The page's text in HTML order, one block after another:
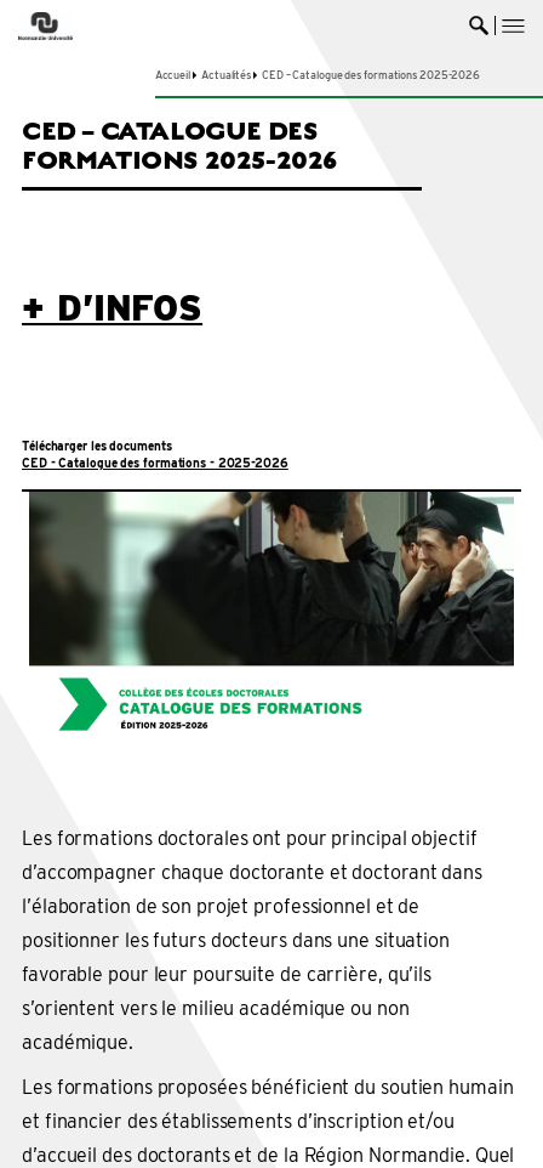
Accueil Actualités CED – Catalogue des formations 2025-2026
CED – CATALOGUE DES
FORMATIONS 2025-2026
+ D’INFOS
Télécharger les documents
CED - Catalogue des formations - 2025-2026
Les formations doctorales ont pour principal objectif
d’accompagner chaque doctorante et doctorant dans
l’élaboration de son projet professionnel et de
positionner les futurs docteurs dans une situation
favorable pour leur poursuite de carrière, qu’ils
s’orientent vers le milieu académique ou non
académique.
Les formations proposées bénéficient du soutien humain
et financier des établissements d’inscription et/ou
d’accueil des doctorants et de la Région Normandie. Quel